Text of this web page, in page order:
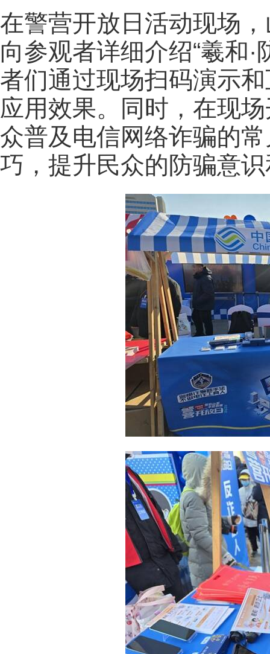
在警营开放日活动现场
向参观者详细介绍“羲和
者们通过现场扫码演示
应用效果。同时，在现
众普及电信网络诈骗的
巧，提升民众的防骗意